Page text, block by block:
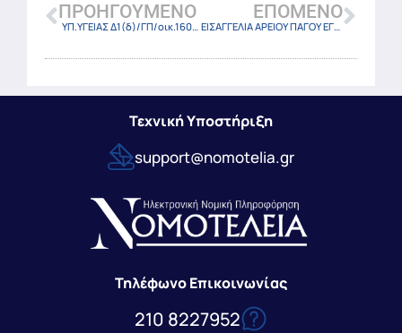
ΠΡΟΗΓΟΎΜΕΝΟ
ΥΠ.ΥΓΕΙΑΣ Δ1(δ)/ΓΠ/οικ.16059/15-3-24
ΕΠΌΜΕΝΟ
ΕΙΣΑΓΓΕΛΙΑ ΑΡΕΙΟΥ ΠΑΓΟΥ ΕΓΚΥΚΛΙΟΣ ΑΡΙΘΜΟΣ 3/14-3-2024
Τεχνική Υποστήριξη
support@nomotelia.gr
Τηλέφωνο Επικοινωνίας
210 8227952